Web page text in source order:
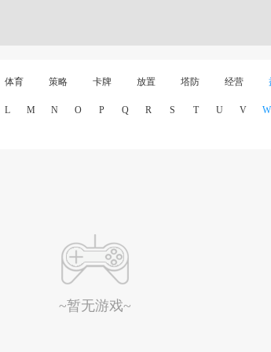
体育 策略 卡牌 放置 塔防 经营
L M N O P Q R S T U V W
~暂无游戏~